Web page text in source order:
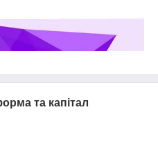
та капітал